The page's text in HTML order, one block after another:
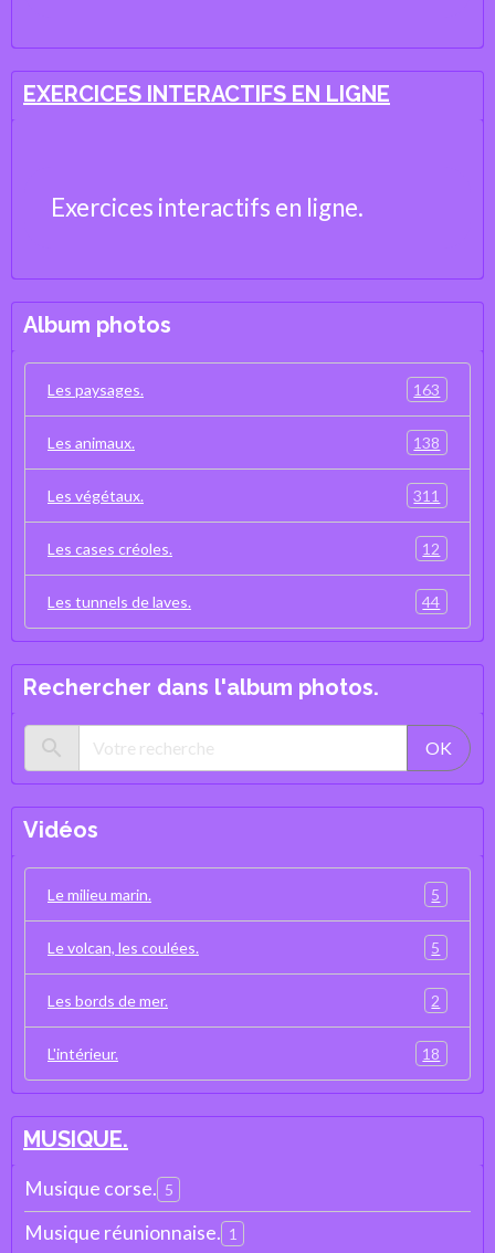
EXERCICES INTERACTIFS EN LIGNE
Exercices interactifs en ligne.
Album photos
Les paysages. 163
Les animaux. 138
Les végétaux. 311
Les cases créoles. 12
Les tunnels de laves. 44
Rechercher dans l'album photos.
OK
Vidéos
Le milieu marin. 5
Le volcan, les coulées. 5
Les bords de mer. 2
L'intérieur. 18
MUSIQUE.
Musique corse. 5
Musique réunionnaise. 1